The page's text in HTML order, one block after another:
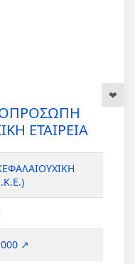
ΕΤΑΙΡΕΙΑ
↗